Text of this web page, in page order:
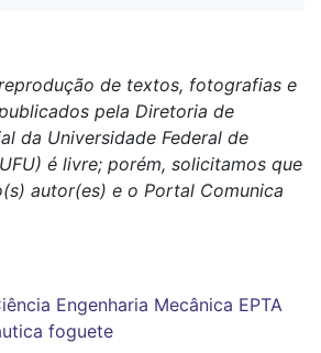
de textos, fotografias e
pela Diretoria de
da Universidade Federal de
é livre; porém, solicitamos que
autor(es) e o Portal Comunica
Engenharia Mecânica EPTA
foguete